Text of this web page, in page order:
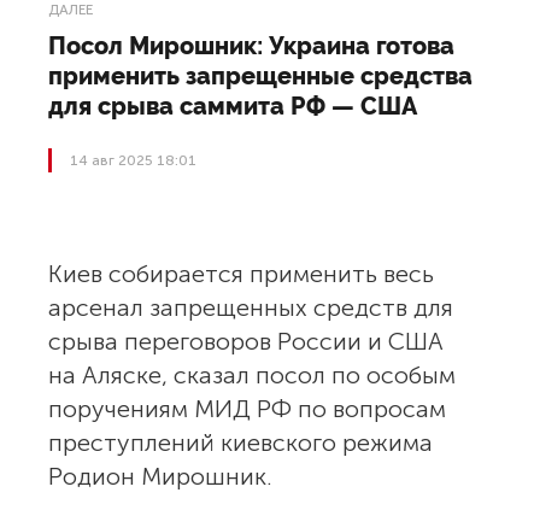
ДАЛЕЕ
Посол Мирошник: Украина готова
применить запрещенные средства
для срыва саммита РФ — США
14 авг 2025 18:01
Киев собирается применить весь
арсенал запрещенных средств для
срыва переговоров России и США
на Аляске, сказал посол по особым
поручениям МИД РФ по вопросам
преступлений киевского режима
Родион Мирошник.